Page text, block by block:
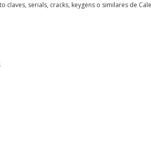
claves, serials, cracks, keygens o similares de